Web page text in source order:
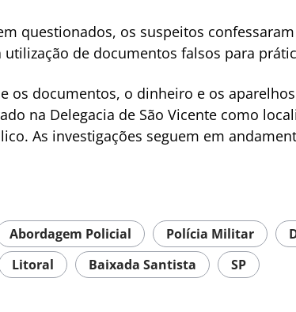
questionados, os suspeitos
de documentos falsos para
os documentos, o dinheiro e os
na Delegacia de São Vicente como
As investigações seguem em
Abordagem Policial Polícia Militar
Litoral Baixada Santista SP